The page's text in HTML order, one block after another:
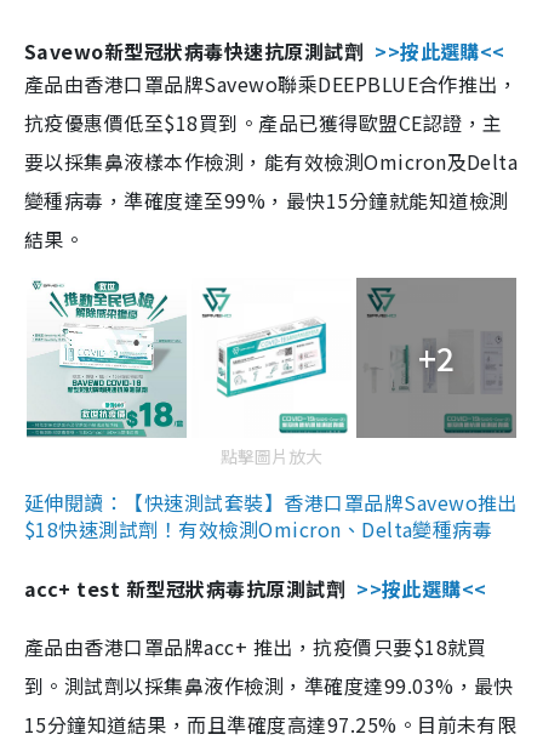
Savewo新型冠狀病毒快速抗原測試劑 >>按此選購<<
產品由香港口罩品牌Savewo聯乘DEEPBLUE合作推出，
抗疫優惠價低至$18買到。產品已獲得歐盟CE認證，主
要以採集鼻液樣本作檢測，能有效檢測Omicron及Delta
變種病毒，準確度達至99%，最快15分鐘就能知道檢測
結果。
+2
點擊圖片放大
延伸閱讀：【快速測試套裝】香港口罩品牌Savewo推出
$18快速測試劑！有效檢測Omicron、Delta變種病毒
acc+ test 新型冠狀病毒抗原測試劑 >>按此選購<<
產品由香港口罩品牌acc+ 推出，抗疫價只要$18就買
到。測試劑以採集鼻液作檢測，準確度達99.03%，最快
15分鐘知道結果，而且準確度高達97.25%。目前未有限